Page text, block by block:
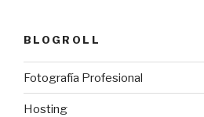
BLOGROLL
Fotografía Profesional
Hosting